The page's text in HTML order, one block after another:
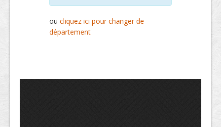
ou cliquez ici pour changer de
département